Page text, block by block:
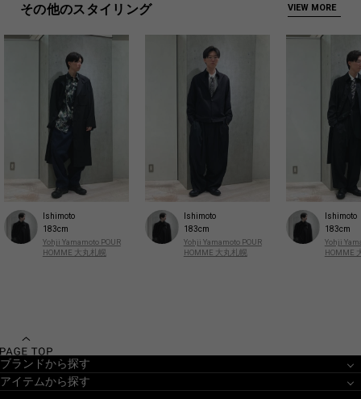
その他のスタイリング VIEW MORE
Ishimoto
183cm
Yohji Yamamoto POUR
HOMME 大丸札幌
Ishimoto
183cm
Yohji Yamamoto POUR
HOMME 大丸札幌
Ishimoto
183cm
Yohji
HOMME
ブランドから探す
アイテムから探す